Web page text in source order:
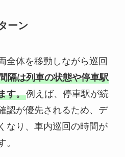
ーン
全体を移動しながら巡回
隔は列車の状態や停車駅
す。例えば、停車駅が続
認が優先されるため、デ
なり、車内巡回の時間が
。